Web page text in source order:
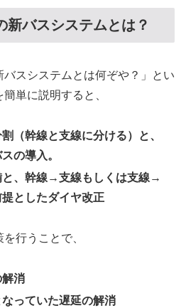
新バスシステムとは？
スシステムとは何ぞや？」とい
単に説明すると、
（幹線と支線に分ける）と、
の導入。
と、幹線→支線もしくは支線→
としたダイヤ改正
行うことで、
消
っていた遅延の解消